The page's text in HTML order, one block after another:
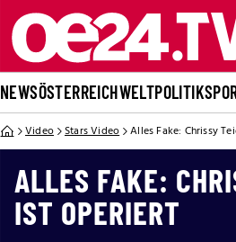
NEWSÖSTERREICHWELTPOLITIK
Video Stars Video Alles Fake: Chrissy
ALLES FAKE:
IST OPERIERT